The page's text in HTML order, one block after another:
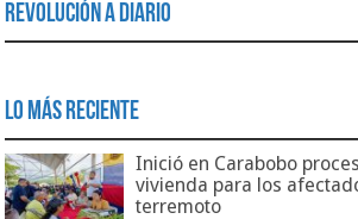
Revolución a Diario
Lo Más Reciente
Inició en Carabobo
vivienda para los
terremoto